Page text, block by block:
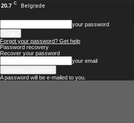
20.7 C Belgrade
your password
Forgot your password? Get help
Password recovery
Recover your password
your email
A password will be e-mailed to you.